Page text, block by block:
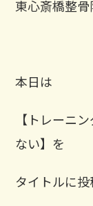
東心斎橋整
本日は
【トレーニ
ない】を
タイトルに投